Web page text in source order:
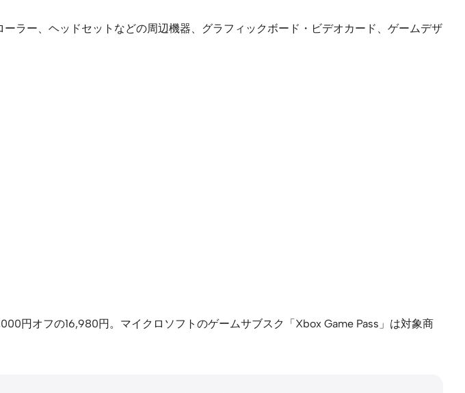
ラー、ヘッドセットなどの周辺機器、グラフィックボード・ビデオカード、ゲームデザ
円オフの16,980円。マイクロソフトのゲームサブスク「Xbox Game Pass」は対象商